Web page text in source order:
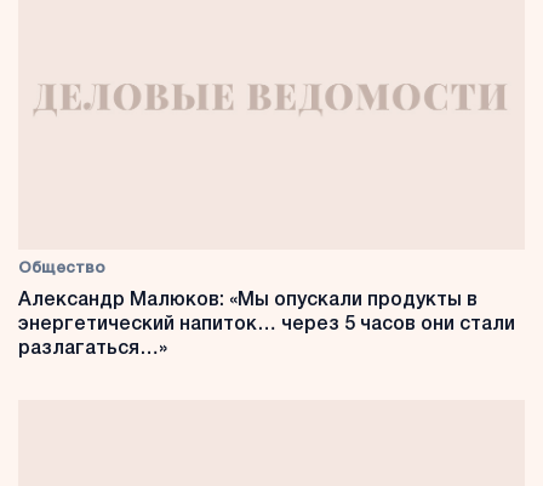
Общество
Александр Малюков: «Мы опускали продукты в
энергетический напиток… через 5 часов они стали
разлагаться…»